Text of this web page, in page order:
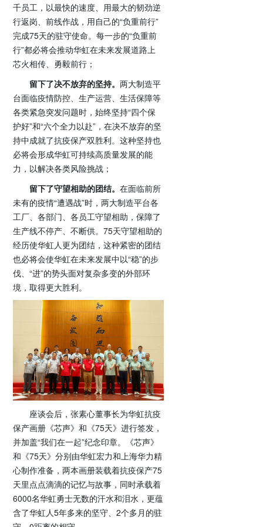
千员工，以最快的速度、用最大的韧劲逆
行返岗、前线作战，用自己的“负重前行”
完成75天的驻守使命。每一步的“负重前
行”都必将会推动华虹在未来发展道路上
芯火相传、勇毅前行；
留下了决不放弃的坚持。两大制造平
台面临疫情防控、生产运营、生活保障等
各类紧急突发问题时，始终坚持“四个保
护好”和“六个全力以赴”，在决不放弃的坚
持中成就了抗疫保产双胜利。这种坚持也
必将会形成华虹可持续高质量发展的能
力，以解决各类风险挑战；
留下了守望相助的团结。在面临前所
未有的疫情“遭遇战”时，两大制造平台各
工厂、各部门、各员工守望相助，保障了
生产线不停产、不断供。75天守望相助的
经历使华虹人更为团结，这种紧密的团结
也必将会使华虹在未来发展中以“稳”的步
伐、“进”的势头面对复杂多变的外部环
境，取得更大胜利。
座谈会后，张素心董事长为华虹抗疫
保产画册《芯声》和《75天》进行签发，
并加盖“我们在一起”纪念印章。《芯声》
和《75天》分别由华虹宏力和上海华力精
心制作准备，两本画册装载着抗疫保产75
天里点点滴滴的记忆与故事，同时承载着
6000名华虹勇士无数的汗水和泪水，更蕴
含了华虹人5年多来的坚守、2个多月的驻